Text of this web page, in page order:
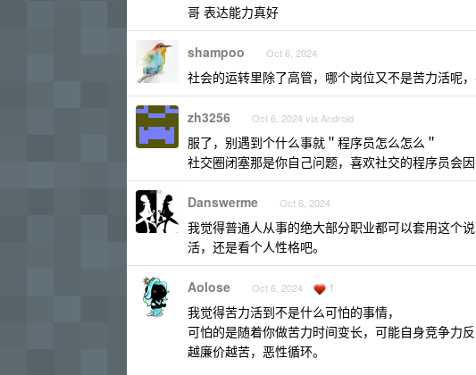
哥 表达能力真好
shampoo Oct 6, 2024
社会的运转里除了高管，哪个岗位又不是苦力活呢
zh3256 Oct 6, 2024 via Android
服了，别遇到个什么事就＂程序员怎么怎么＂
社交圈闭塞那是你自己问题，喜欢社交的程序员会
Danswerme Oct 6, 2024
我觉得普通人从事的绝大部分职业都可以套用这个
活，还是看个人性格吧。
Aolose Oct 6, 2024 1
我觉得苦力活到不是什么可怕的事情，
可怕的是随着你做苦力时间变长，可能自身竞争力反
越廉价越苦，恶性循环。